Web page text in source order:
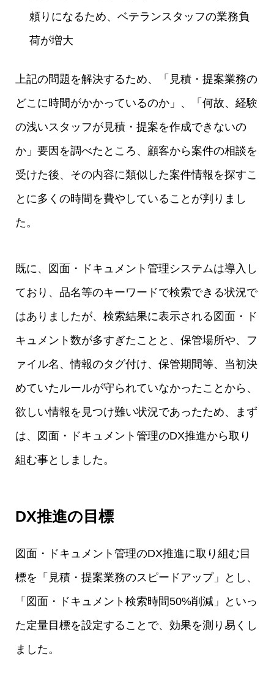
頼りになるため、ベテランスタッフの業務負
荷が増大
上記の問題を解決するため、「見積・提案業務の
どこに時間がかかっているのか」、「何故、経験
の浅いスタッフが見積・提案を作成できないの
か」要因を調べたところ、顧客から案件の相談を
受けた後、その内容に類似した案件情報を探すこ
とに多くの時間を費やしていることが判りまし
た。
既に、図面・ドキュメント管理システムは導入し
ており、品名等のキーワードで検索できる状況で
はありましたが、検索結果に表示される図面・ド
キュメント数が多すぎたことと、保管場所や、フ
ァイル名、情報のタグ付け、保管期間等、当初決
めていたルールが守られていなかったことから、
欲しい情報を見つけ難い状況であったため、まず
は、図面・ドキュメント管理のDX推進から取り
組む事としました。
DX推進の目標
図面・ドキュメント管理のDX推進に取り組む目
標を「見積・提案業務のスピードアップ」とし、
「図面・ドキュメント検索時間50%削減」といっ
た定量目標を設定することで、効果を測り易くし
ました。